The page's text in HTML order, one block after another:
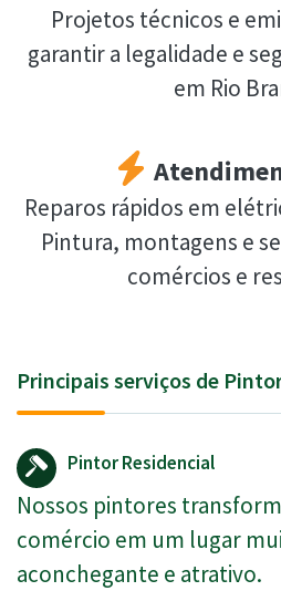
Projetos técnicos e
garantir a legalidade e
em Rio
Reparos rápidos em
Pintura, montagens e
comércios e
Principais serviços de
Pintor Residencial
Nossos pintores
comércio em um lugar
aconchegante e atrativo.